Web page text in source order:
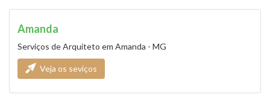
Amanda
Serviços de Arquiteto em Amanda - MG
Veja os seviços